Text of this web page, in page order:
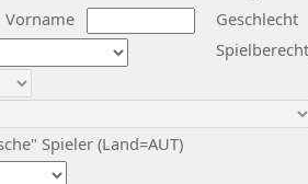
Vorname
Geschlecht
Spieler (Land=AUT)